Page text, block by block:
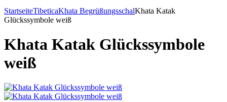
StartseiteTibeticaKhata BegrüßungsschalKhata Katak
Glückssymbole weiß
Khata Katak Glückssymbole
weiß